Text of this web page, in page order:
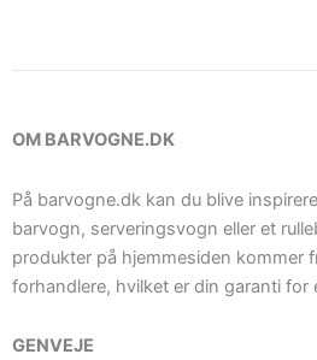
OM BARVOGNE.DK
På barvogne.dk kan du blive
barvogn, serveringsvogn eller et
produkter på hjemmesiden kommer
forhandlere, hvilket er din garanti
GENVEJE